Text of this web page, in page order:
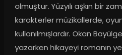
olmuştur. Yüzyılı aşkın bir
karakterler müzikallerde,
kullanılmışlardır. Okan
yazarken hikayeyi romanın